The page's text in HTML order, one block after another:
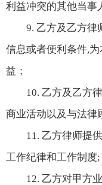
利益冲突的其他当事
9. 乙方及乙方律
信息或者便利条件,
益；
10. 乙方及乙方
商业活动以及与法律
11. 乙方律师提
工作纪律和工作制度;
12. 乙方对甲方